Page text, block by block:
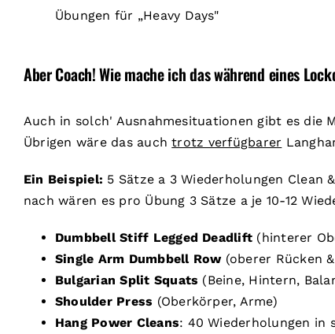
Übungen für „Heavy Days"
Aber Coach! Wie mache ich das während eines
Auch in solch' Ausnahmesituationen gibt es die
Übrigen wäre das auchtrotz verfügbarer
Ein Beispiel: 5 Sätze a 3 Wiederholungen Clean
nach wären es pro Übung 3 Sätze a je 10-12
Dumbbell Stiff Legged Deadlift (hinterer
Single Arm Dumbbell Row(oberer Rücken
Bulgarian Split Squats (Beine, Hintern,
Shoulder Press (Oberkörper, Arme)
Hang Power Cleans: 40 Wiederholungen in